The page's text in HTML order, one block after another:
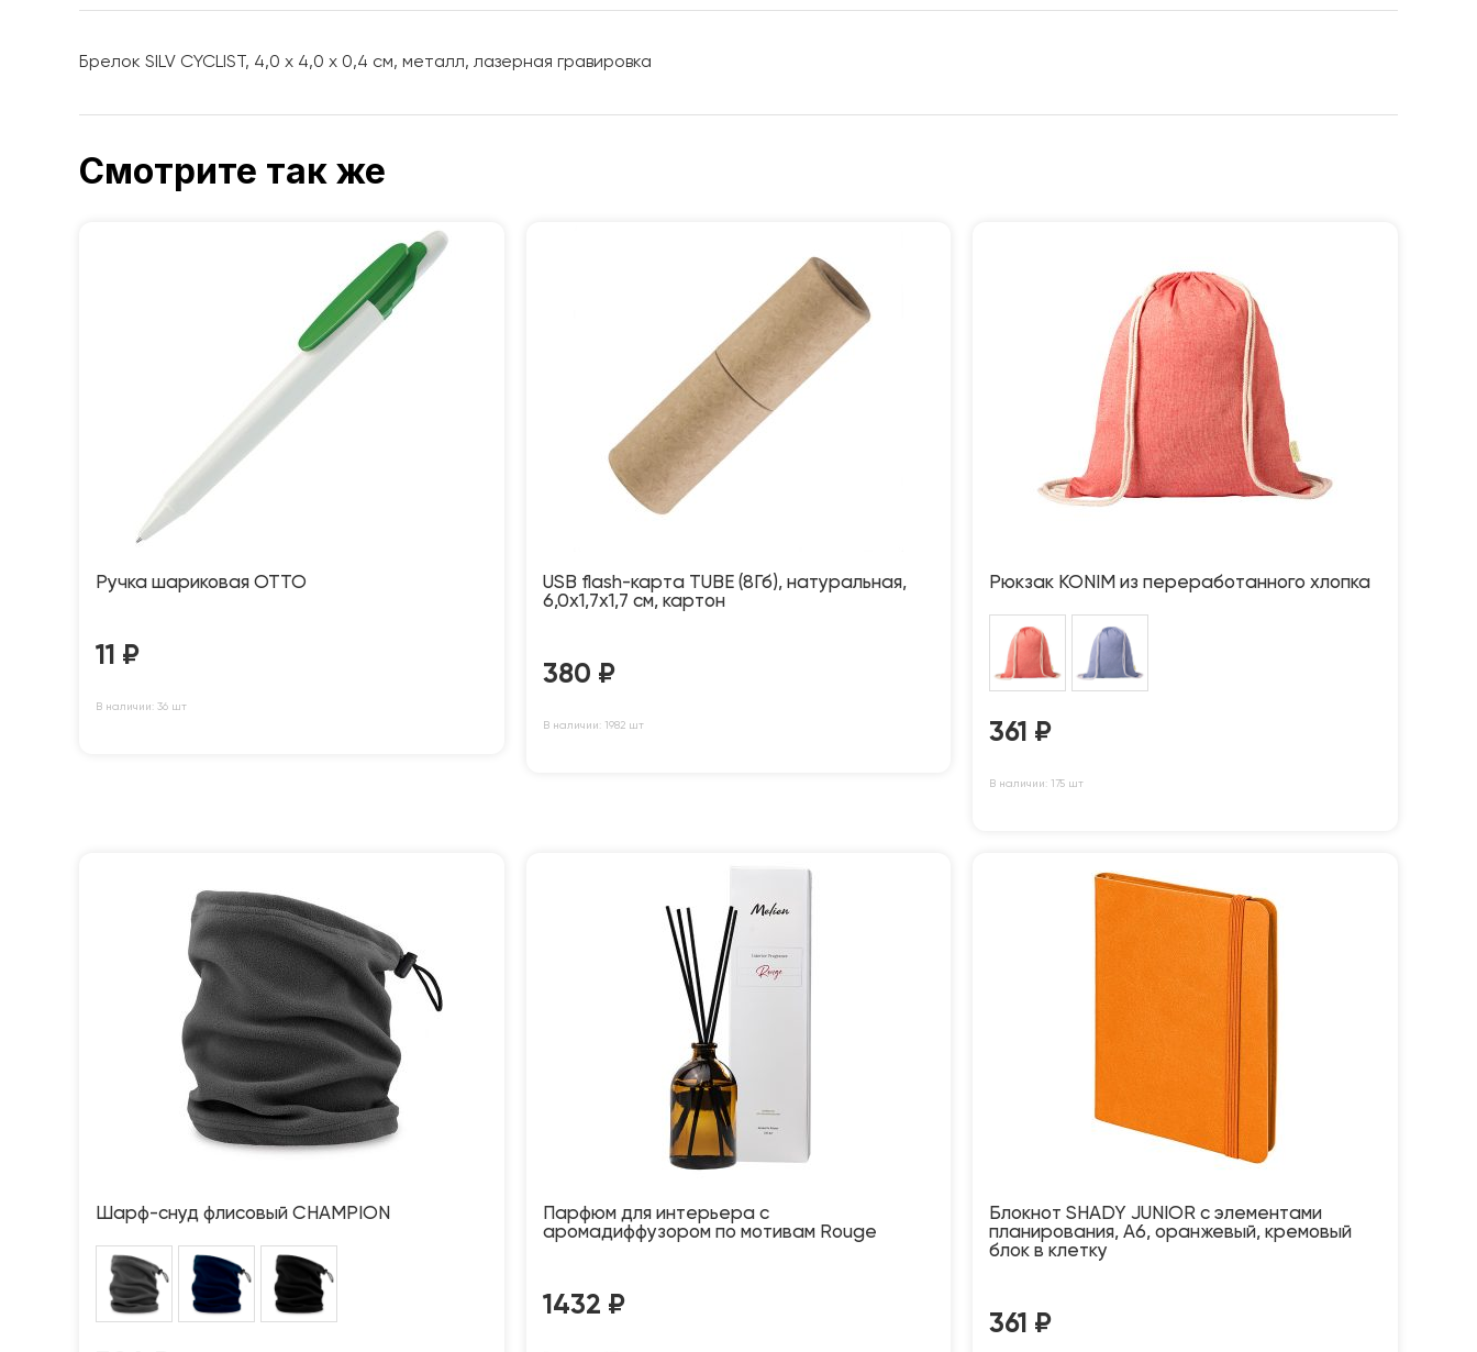
Брелок SILV CYCLIST, 4,0 x 4,0 x 0,4 см, металл, лазерная гравировка
Смотрите так же
Ручка шариковая OTTO
11 ₽
В наличии: 36 шт
USB flash-карта TUBE (8Гб), натуральная,
6,0х1,7х1,7 см, картон
380 ₽
В наличии: 1982 шт
Рюкзак KONIM из переработанного хлопка
361 ₽
В наличии: 175 шт
Шарф-снуд флисовый CHAMPION
Парфюм для интерьера с
аромадиффузором по мотивам Rouge
1432 ₽
Блокнот SHADY JUNIOR с элементами
планирования, А6, оранжевый, кремовый
блок в клетку
361 ₽